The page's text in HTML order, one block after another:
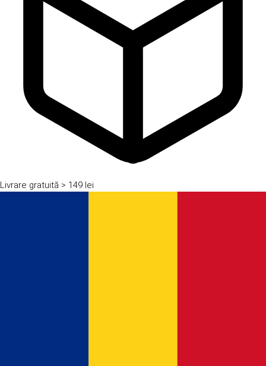
Livrare gratuită > 149 lei